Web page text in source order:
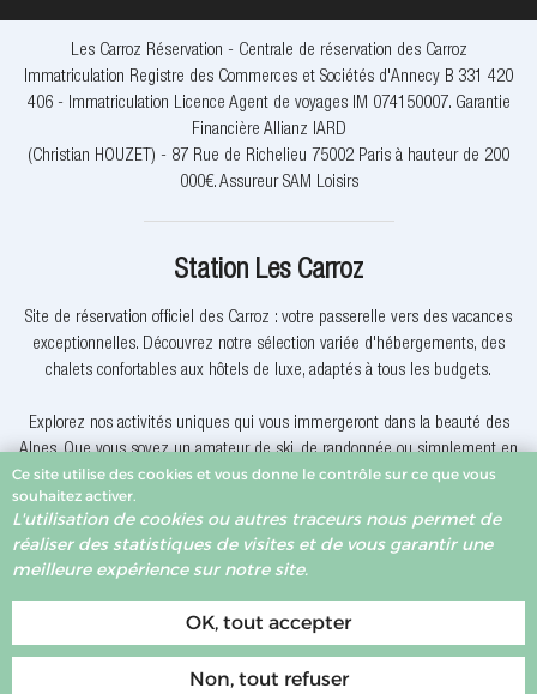
Les Carroz Réservation - Centrale de réservation des Carroz
Immatriculation Registre des Commerces et Sociétés d'Annecy B 331 420
406 - Immatriculation Licence Agent de voyages IM 074150007. Garantie
Financière Allianz IARD
(Christian HOUZET) - 87 Rue de Richelieu 75002 Paris à hauteur de 200
000€. Assureur SAM Loisirs
Station Les Carroz
Site de réservation officiel des Carroz : votre passerelle vers des vacances
exceptionnelles. Découvrez notre sélection variée d'hébergements, des
chalets confortables aux hôtels de luxe, adaptés à tous les budgets.
Explorez nos activités uniques qui vous immergeront dans la beauté des
Alpes. Que vous soyez un amateur de ski, de randonnée ou simplement en
quête de détente, nous avons quelque chose pour vous.
Pourquoi réserver avec nous? Nous offrons des offres exclusives, une
assistance client dévouée et la garantie du meilleur prix. Votre expérience
Ce site utilise des cookies et vous donne le contrôle sur ce que vous
souhaitez activer.
L'utilisation de cookies ou autres traceurs nous permet de
réaliser des statistiques de visites et de vous garantir une
meilleure expérience sur notre site.
OK, tout accepter
Non, tout refuser